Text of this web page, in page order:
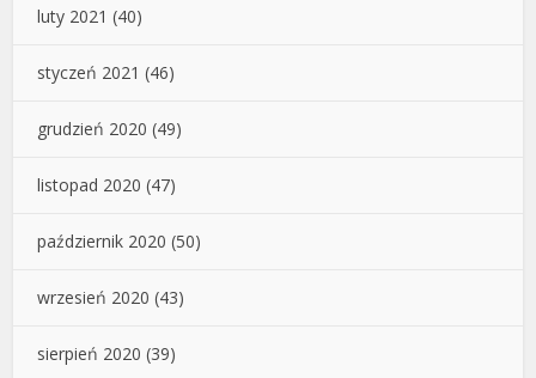
luty 2021 (40)
styczeń 2021 (46)
grudzień 2020 (49)
listopad 2020 (47)
październik 2020 (50)
wrzesień 2020 (43)
sierpień 2020 (39)